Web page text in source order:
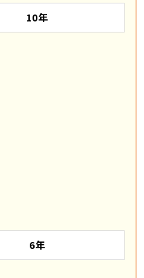
10年
6年